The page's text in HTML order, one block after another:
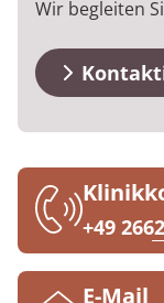
Blog
Anreise
FAQs
Kontakt
Kosten &
MEDIAN
Medizin &
Kinder-
Geriatrie
HTS &
Prävention
Nachsorge
Qualität &
Ihr Weg zu
Kosten &
Reha
Zuweiser
Wir begleiten
+49
E-Mail